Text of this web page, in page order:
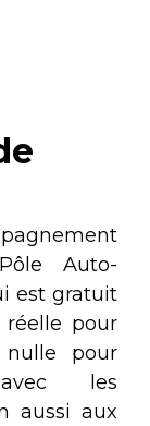
Auto-
est gratuit
réelle pour
pour
les
aussi aux